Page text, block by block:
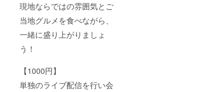
現地ならではの雰囲気とご
当地グルメを食べながら、
一緒に盛り上がりましょ
う！
【1000円】
単独のライブ配信を行い会